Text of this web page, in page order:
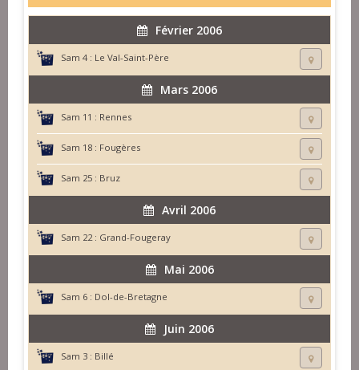
Février 2006
Sam 4 : Le Val-Saint-Père
Mars 2006
Sam 11 : Rennes
Sam 18 : Fougères
Sam 25 : Bruz
Avril 2006
Sam 22 : Grand-Fougeray
Mai 2006
Sam 6 : Dol-de-Bretagne
Juin 2006
Sam 3 : Billé